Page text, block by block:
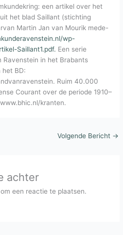
een artikel over het
het blad Saillant (stichting
Martin Jan van Mourik mede-
wp-
Saillant1.pdf. Een serie
in het Brabants
het BD:
Ruim 40.000
Courant over de periode 1910–
kranten.
Volgende Bericht →
achter
een reactie te plaatsen.